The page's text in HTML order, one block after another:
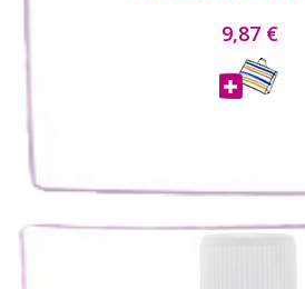
9,87 €